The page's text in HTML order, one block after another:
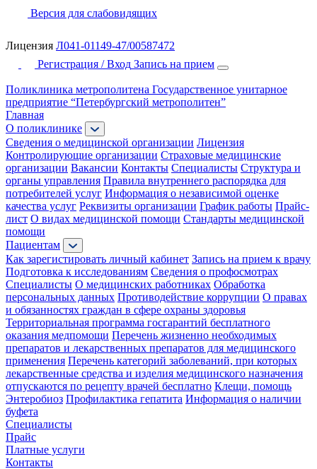
Версия для слабовидящих
Лицензия Л041-01149-47/00587472
Регистрация / Вход Запись на прием
Поликлиника метрополитена Государственное унитарное
предприятие “Петербургский метрополитен”
Главная
О поликлинике
Сведения о медицинской организации Лицензия
Контролирующие организации Страховые медицинские
организации Вакансии Контакты Специалисты Структура и
органы управления Правила внутреннего распорядка для
потребителей услуг Информация о независимой оценке
качества услуг Реквизиты организации График работы Прайс-
лист О видах медицинской помощи Стандарты медицинской
помощи
Пациентам
Как зарегистировать личный кабинет Запись на прием к врачу
Подготовка к исследованиям Сведения о профосмотрах
Специалисты О медицинских работниках Обработка
персональных данных Противодействие коррупции О правах
и обязанностях граждан в сфере охраны здоровья
Территориальная программа госгарантий бесплатного
оказания медпомощи Перечень жизненно необходимых
препаратов и лекарственных препаратов для медицинского
применения Перечень категорий заболеваний, при которых
лекарственные средства и изделия медицинского назначения
отпускаются по рецепту врачей бесплатно Клещи, помощь
Энтеробиоз Профилактика гепатита Информация о наличии
буфета
Специалисты
Прайс
Платные услуги
Контакты